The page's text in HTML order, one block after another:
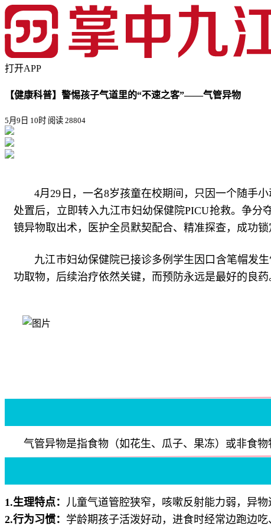
打开APP
【健康科普】警惕孩子气道里的“不速之客”——气管异物
5月9日 10时 阅读 28804
4月29日，一名8岁孩童在校期间，只因一个随手
处置后，立即转入九江市妇幼保健院PICU抢救。争
镜异物取出术，医护全员默契配合、精准探查，成功
九江市妇幼保健院已接诊多例学生因口含笔帽发
功取物，后续治疗依然关键，而预防永远是最好的良药
气管异物是指食物（如花生、瓜子、果冻）或非食
1.生理特点： 儿童气道管腔狭窄，咳嗽反射能力弱，异
2.行为习惯： 学龄期孩子活泼好动，进食时经常边跑边